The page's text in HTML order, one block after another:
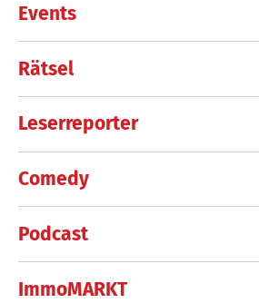
Events
Rätsel
Leserreporter
Comedy
Podcast
ImmoMARKT